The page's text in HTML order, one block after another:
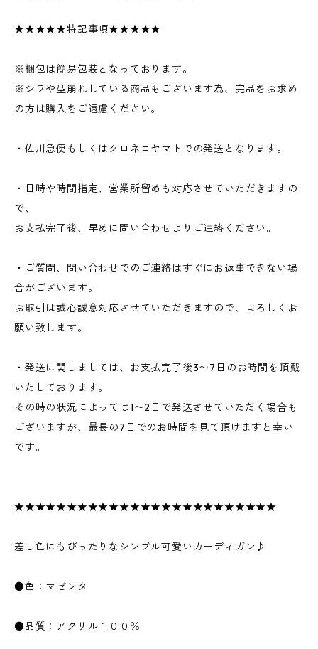
★★★★★特記事項★★★★★
※梱包は簡易包装となっております。
※シワや型崩れしている商品もございます為、完品をお求め
の方は購入をご遠慮ください。
・佐川急便もしくはクロネコヤマトでの発送となります。
・日時や時間指定、営業所留めも対応させていただきますの
で、
お支払完了後、早めに問い合わせよりご連絡ください。
・ご質問、問い合わせでのご連絡はすぐにお返事できない場
合がございます。
お取引は誠心誠意対応させていただきますので、よろしくお
願い致します。
・発送に関しましては、お支払完了後3〜7日のお時間を頂戴
いたしております。
その時の状況によっては1〜2日で発送させていただく場合も
ございますが、最長の7日でのお時間を見て頂けますと幸い
です。
★★★★★★★★★★★★★★★★★★★★★★★★★
差し色にもぴったりなシンプル可愛いカーディガン♪
●色：マゼンタ
●品質：アクリル１００％